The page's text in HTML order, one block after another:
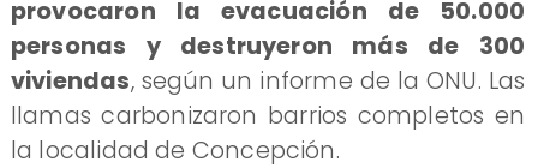
provocaron la evacuación de 50.000
personas y destruyeron más de 300
viviendas, según un informe de la ONU. Las
llamas carbonizaron barrios completos en
la localidad de Concepción.